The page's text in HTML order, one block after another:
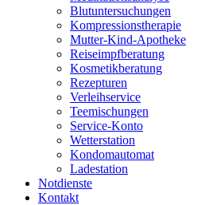
Blutuntersuchungen
Kompressionstherapie
Mutter-Kind-Apotheke
Reiseimpfberatung
Kosmetikberatung
Rezepturen
Verleihservice
Teemischungen
Service-Konto
Wetterstation
Kondomautomat
Ladestation
Notdienste
Kontakt